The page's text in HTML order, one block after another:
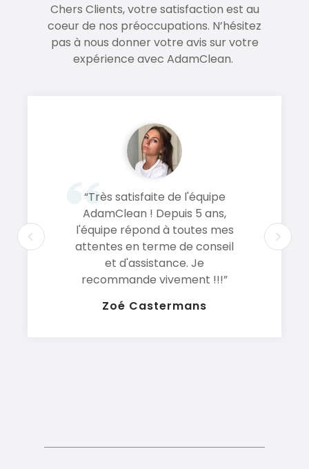
Chers Clients, votre satisfaction est au
coeur de nos préoccupations. N’hésitez
pas à nous donner votre avis sur votre
expérience avec AdamClean.
“Très satisfaite de l'équipe
AdamClean ! Depuis 5 ans,
l'équipe répond à toutes mes
attentes en terme de conseil
et d'assistance. Je
recommande vivement !!!”
Zoé Castermans